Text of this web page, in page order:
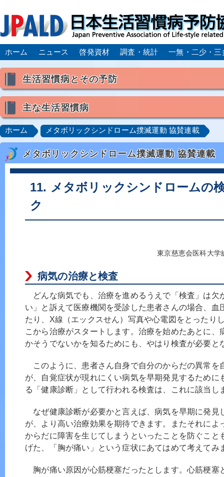
ホーム ニュース 啓発資材 調査・統計 一無・二少・三
生活習慣病とその予防
喫煙
食生活
主な生活習慣病
高血圧 脂質異常症（高脂血症） 糖尿病
肥満症／メタボリックシンドローム
動脈硬化
心
脂肪肝／NAFLD／NASH
アルコール肝疾患
ロコモティブシンドローム／サルコペニア／フレイル
ホーム メタボリックシンドローム撲滅運動 協賛連載
メタボリックシンドローム撲滅運動 協賛連載
11. メタボリックシンドロームの
ク
東京慈恵会医科大学
病気の治療と検査
どんな病気でも、治療を進めるうえで「検査」は欠
い」と訴えて医療機関を受診した患者さんの場合、血
たり、Χ線（エックスせん）写真や心電図をとったり
こから治療がスタートします。治療を始めたあとに、
かそうでないかを知るためにも、やはり検査が必要と
このように、患者さん自身で自分のからだの異常を
が、自覚症状が現れにくい病気を早期発見するために
る「健康診断」として行われる検査は、これに該当し
なぜ健康診断が必要かと言えば、病気を早期に発見
が、より高い治療効果を期待できます。またそれによ
からだに障害を生じてしまうといったことを防ぐこと
げた、「胸が痛い」という症状にあてはめて考えてみ
胸が痛い原因が心筋梗塞だったとします。心筋梗塞